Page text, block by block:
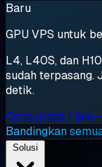
Baru
GPU VPS untuk
L4, L40S, dan
sudah terpasang.
detik.
Coba gratis 1 jam
Bandingkan